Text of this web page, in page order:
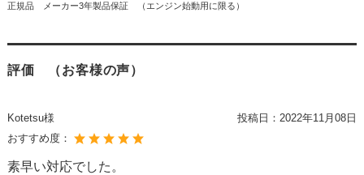
正規品 メーカー3年製品保証 （エンジン始動用に限る）
評価 （お客様の声）
Kotetsu様 投稿日： 2022年11月08日
おすすめ度：
素早い対応でした。